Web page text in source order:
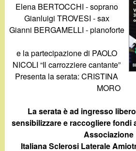
n
d
o
c
e
r
c
a
Elena BERTOCCHI - soprano
Gianluigi TROVESI - sax
Gianni BERGAMELLI - pianoforte
e la partecipazione di PAOLO
NICOLI “Il carrozziere cantante”
Presenta la serata: CRISTINA
MORO
La serata è ad ingresso
sensibilizzare e raccogliere fondi
Associazione
Italiana Sclerosi Laterale